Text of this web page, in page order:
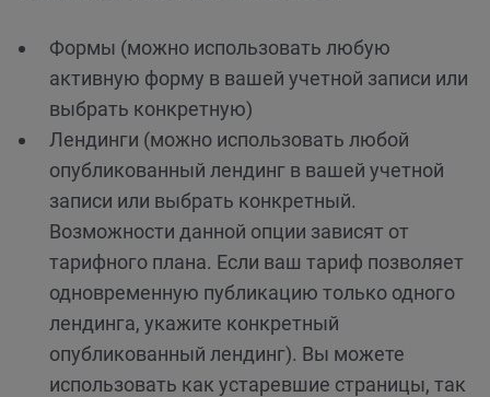
Формы (можно использовать любую
активную форму в вашей учетной записи или
выбрать конкретную)
Лендинги (можно использовать любой
опубликованный лендинг в вашей учетной
записи или выбрать конкретный.
Возможности данной опции зависят от
тарифного плана. Если ваш тариф позволяет
одновременную публикацию только одного
лендинга, укажите конкретный
опубликованный лендинг). Вы можете
использовать как устаревшие страницы, так